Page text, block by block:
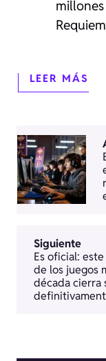
Requiem
LEER MÁS
Siguiente
Es oficial:
de los juegos
década cierra